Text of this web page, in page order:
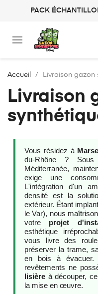
PACK
Accueil Livraison
Livraison
Vous résidez à
du-Rhône ?
Méditerranée,
exige une
L'intégration d'un
densité est la
extérieur. Étant
le Var), nous
votre projet
esthétique
vous livre des
préserver la trame,
en bois à
revêtements ne
lisière à découper,
la mise en œuvre.